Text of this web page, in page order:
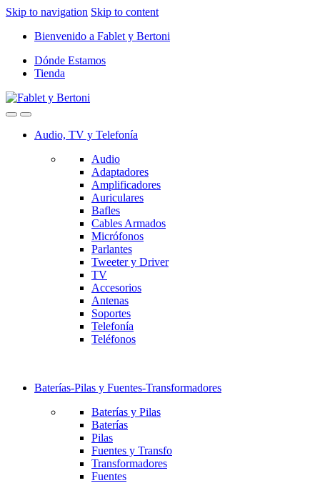
Skip to navigation Skip to content
Bienvenido a Fablet y Bertoni
Dónde Estamos
Tienda
Audio, TV y Telefonía
Audio
Adaptadores
Amplificadores
Auriculares
Bafles
Cables Armados
Micrófonos
Parlantes
Tweeter y Driver
TV
Accesorios
Antenas
Soportes
Telefonía
Teléfonos
Baterías-Pilas y Fuentes-Transformadores
Baterías y Pilas
Baterías
Pilas
Fuentes y Transfo
Transformadores
Fuentes